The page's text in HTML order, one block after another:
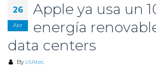
26
Abr
Apple ya usa un
energía
data centers
By cliAtec